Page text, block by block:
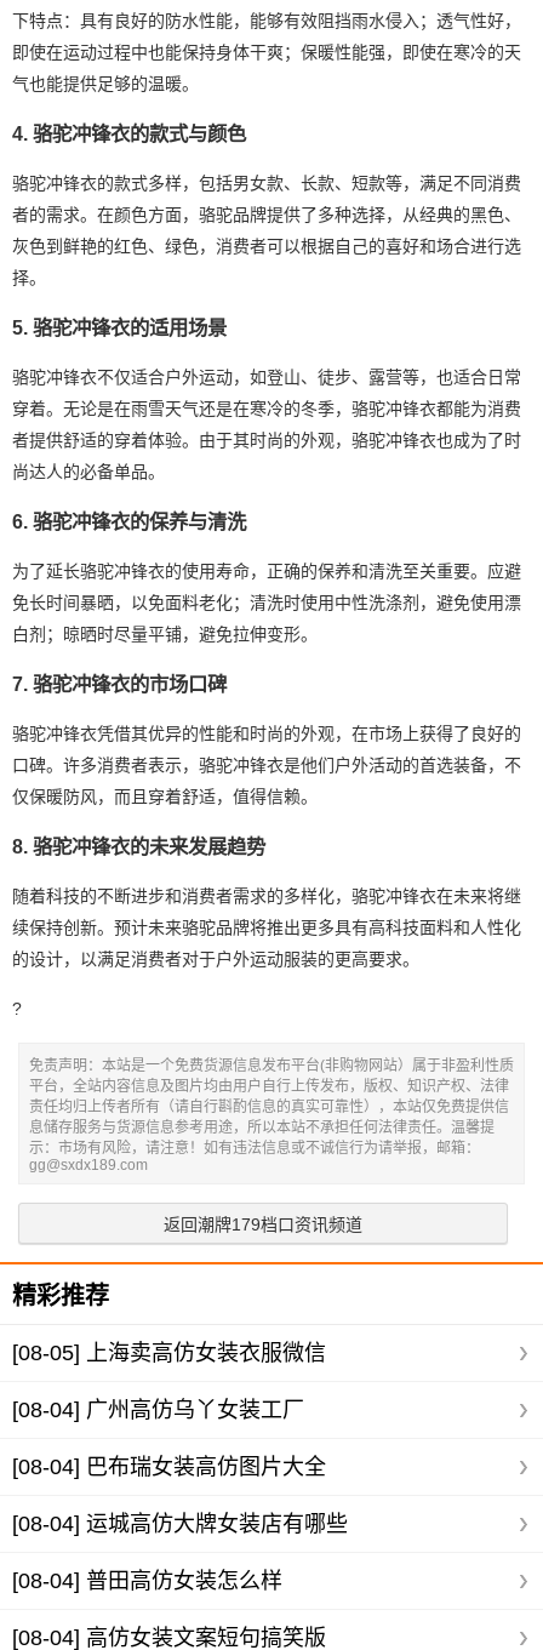
下特点：具有良好的防水性能，能够有效阻挡雨水侵入；透气性好，
即使在运动过程中也能保持身体干爽；保暖性能强，即使在寒冷的天
气也能提供足够的温暖。
4. 骆驼冲锋衣的款式与颜色
骆驼冲锋衣的款式多样，包括男女款、长款、短款等，满足不同消费
者的需求。在颜色方面，骆驼品牌提供了多种选择，从经典的黑色、
灰色到鲜艳的红色、绿色，消费者可以根据自己的喜好和场合进行选
择。
5. 骆驼冲锋衣的适用场景
骆驼冲锋衣不仅适合户外运动，如登山、徒步、露营等，也适合日常
穿着。无论是在雨雪天气还是在寒冷的冬季，骆驼冲锋衣都能为消费
者提供舒适的穿着体验。由于其时尚的外观，骆驼冲锋衣也成为了时
尚达人的必备单品。
6. 骆驼冲锋衣的保养与清洗
为了延长骆驼冲锋衣的使用寿命，正确的保养和清洗至关重要。应避
免长时间暴晒，以免面料老化；清洗时使用中性洗涤剂，避免使用漂
白剂；晾晒时尽量平铺，避免拉伸变形。
7. 骆驼冲锋衣的市场口碑
骆驼冲锋衣凭借其优异的性能和时尚的外观，在市场上获得了良好的
口碑。许多消费者表示，骆驼冲锋衣是他们户外活动的首选装备，不
仅保暖防风，而且穿着舒适，值得信赖。
8. 骆驼冲锋衣的未来发展趋势
随着科技的不断进步和消费者需求的多样化，骆驼冲锋衣在未来将继
续保持创新。预计未来骆驼品牌将推出更多具有高科技面料和人性化
的设计，以满足消费者对于户外运动服装的更高要求。
?
免责声明：本站是一个免费货源信息发布平台(非购物网站）属于非盈利性质
平台，全站内容信息及图片均由用户自行上传发布，版权、知识产权、法律
责任均归上传者所有（请自行斟酌信息的真实可靠性），本站仅免费提供信
息储存服务与货源信息参考用途，所以本站不承担任何法律责任。温馨提
示：市场有风险，请注意！如有违法信息或不诚信行为请举报，邮箱：
gg@sxdx189.com
返回潮牌179档口资讯频道
精彩推荐
[08-05] 上海卖高仿女装衣服微信
[08-04] 广州高仿乌丫女装工厂
[08-04] 巴布瑞女装高仿图片大全
[08-04] 运城高仿大牌女装店有哪些
[08-04] 普田高仿女装怎么样
[08-04] 高仿女装文案短句搞笑版